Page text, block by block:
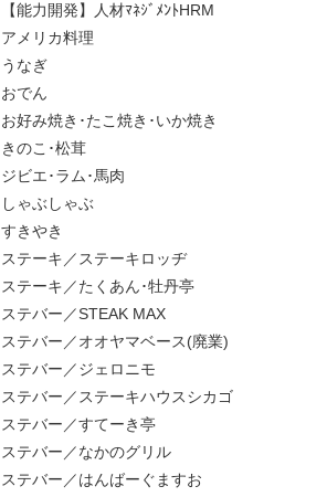
【能力開発】人材ﾏﾈｼﾞﾒﾝﾄHRM
アメリカ料理
うなぎ
おでん
お好み焼き･たこ焼き･いか焼き
きのこ･松茸
ジビエ･ラム･馬肉
しゃぶしゃぶ
すきやき
ステーキ／ステーキロッヂ
ステーキ／たくあん･牡丹亭
ステバー／STEAK MAX
ステバー／オオヤマベース(廃業)
ステバー／ジェロニモ
ステバー／ステーキハウスシカゴ
ステバー／すてーき亭
ステバー／なかのグリル
ステバー／はんばーぐますお